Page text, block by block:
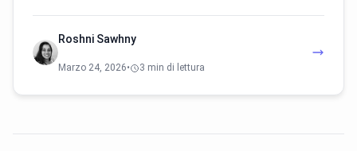
Roshni Sawhny
Marzo 24, 2026• 3 min di lettura